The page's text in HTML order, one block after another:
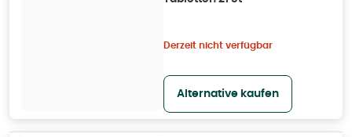
Derzeit nicht verfügbar
Alternative kaufen